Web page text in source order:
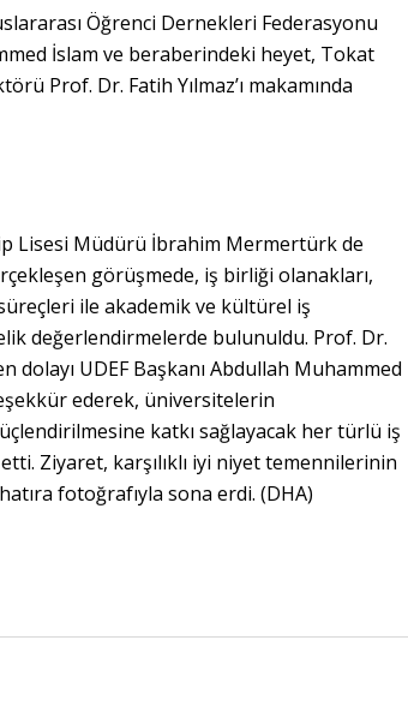
Öğrenci Dernekleri Federasyonu
İslam ve beraberindeki heyet, Tokat
Prof. Dr. Fatih Yılmaz’ı makamında
Lisesi Müdürü İbrahim Mermertürk de
görüşmede, iş birliği olanakları,
ile akademik ve kültürel iş
değerlendirmelerde bulunuldu. Prof. Dr.
dolayı UDEF Başkanı Abdullah Muhammed
ederek, üniversitelerin
katkı sağlayacak her türlü iş
Ziyaret, karşılıklı iyi niyet temennilerinin
fotoğrafıyla sona erdi. (DHA)